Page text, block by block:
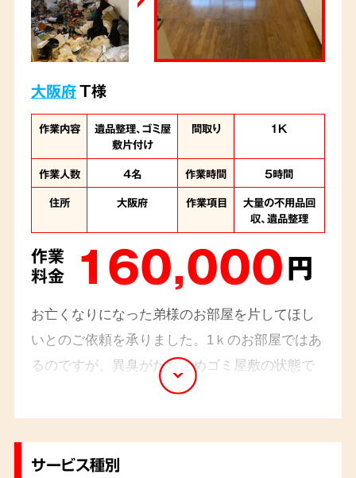
大阪府T様
作業内容
遺品整理、ゴミ屋
敷片付け
間取り 1K
作業人数 4名 作業時間
5時間
住所
大阪府 作業項目
大量の不用品回
収、遺品整理
作業
料金
160,000円
お亡くなりになった弟様のお部屋を片してほし
いとのご依頼を承りました。1ｋのお部屋ではあ
るのですが、異臭がたちこめゴミ屋敷の状態で
あったためご家族では手に負えないとのことで
弊社にご依頼を頂きました。
一概には言えないのですが、異臭の原因は様々
で大量のペットボトルがあったのでそこに用を
サービス種別